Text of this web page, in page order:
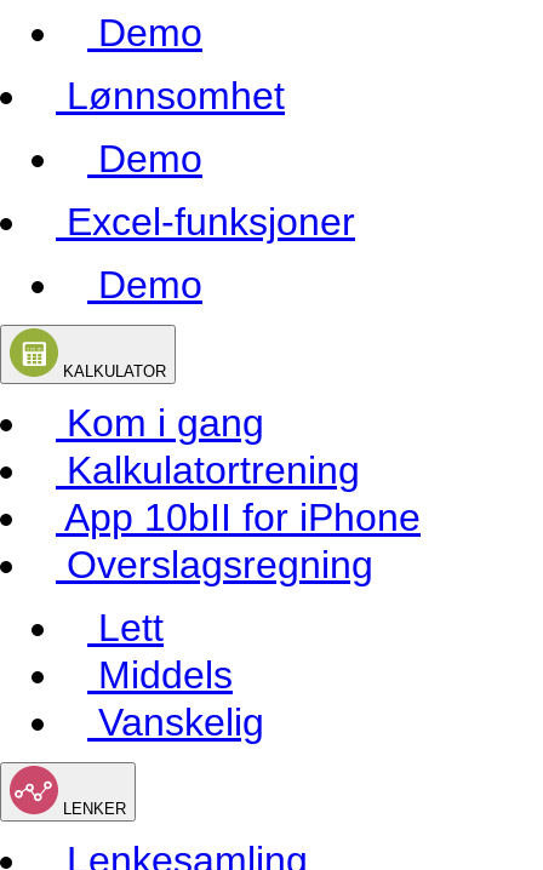
Demo
Lønnsomhet
Demo
Excel-funksjoner
Demo
KALKULATOR
Kom i gang
Kalkulatortrening
App 10bII for iPhone
Overslagsregning
Lett
Middels
Vanskelig
LENKER
Lenkesamling